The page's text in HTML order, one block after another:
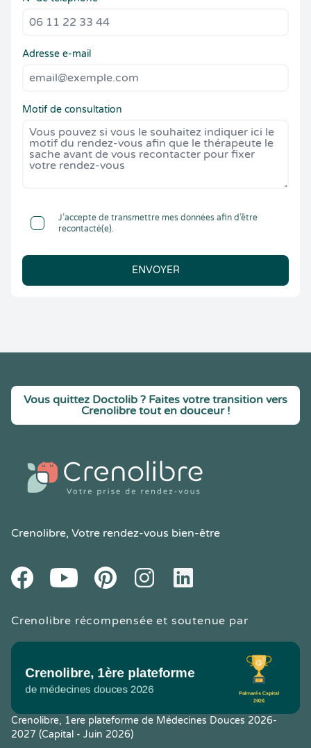
Adresse e-mail
Motif de consultation
J’accepte de transmettre mes données afin d’être
recontacté(e).
ENVOYER
Vous quittez Doctolib ? Faites votre transition vers
Crenolibre tout en douceur !
Crenolibre, Votre rendez-vous bien-être
FacebookYoutube PinteresetInstagramLinkedIn
Crenolibre récompensée et soutenue par
Crenolibre, 1ere plateforme de Médecines Douces 2026-
2027 (Capital - Juin 2026)